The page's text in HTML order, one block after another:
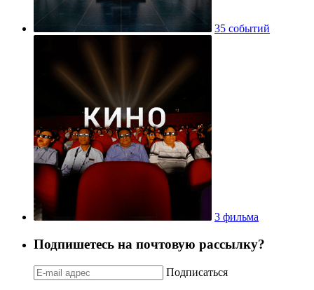
35 событий
3 фильма
Подпишетесь на почтовую рассылку?
Подписаться